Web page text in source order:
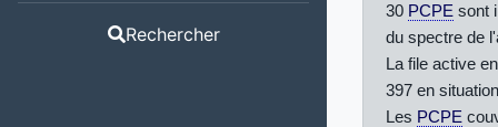
Rechercher
30 PCPE sont
du spectre de
La file active
397 en
Les PCPE